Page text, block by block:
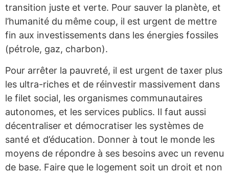
transition juste et verte. Pour sauver la planète, et
l’humanité du même coup, il est urgent de mettre
fin aux investissements dans les énergies fossiles
(pétrole, gaz, charbon).
Pour arrêter la pauvreté, il est urgent de taxer plus
les ultra-riches et de réinvestir massivement dans
le filet social, les organismes communautaires
autonomes, et les services publics. Il faut aussi
décentraliser et démocratiser les systèmes de
santé et d’éducation. Donner à tout le monde les
moyens de répondre à ses besoins avec un revenu
de base. Faire que le logement soit un droit et non